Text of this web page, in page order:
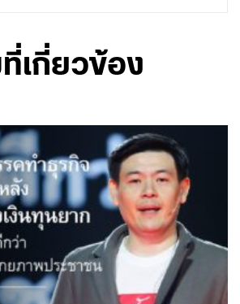
เกี่ยวข้อง